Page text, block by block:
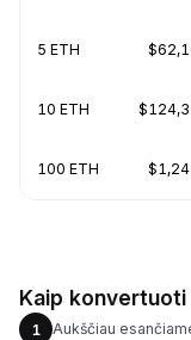
5 ETH
10 ETH
100 ETH
Kaip
1
Aukščiau